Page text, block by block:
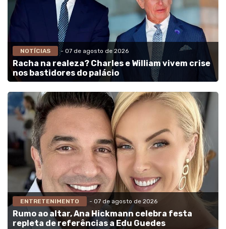
NOTÍCIAS - 07 de agosto de 2026
Racha na realeza? Charles e William vivem crise
nos bastidores do palácio
ENTRETENIMENTO - 07 de agosto de 2026
Rumo ao altar, Ana Hickmann celebra festa
repleta de referências a Edu Guedes